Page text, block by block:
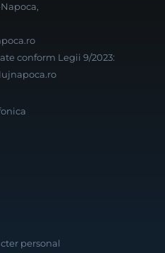
conform Legii 9/2023:
personal